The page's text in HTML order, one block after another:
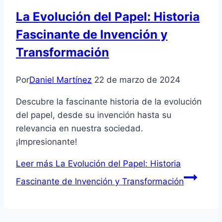
La Evolución del Papel: Historia
Fascinante de Invención y
Transformación
PorDaniel Martínez 22 de marzo de 2024
Descubre la fascinante historia de la evolución
del papel, desde su invención hasta su
relevancia en nuestra sociedad.
¡Impresionante!
Leer más La Evolución del Papel: Historia
Fascinante de Invención y Transformación